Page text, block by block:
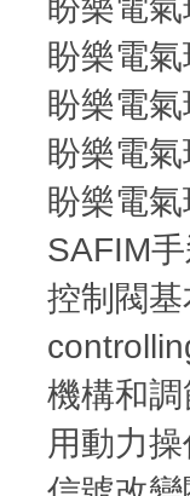
盼樂電
盼樂電
盼樂電
盼樂電
盼樂電
SAFIM
控制閥
機構和
用動力